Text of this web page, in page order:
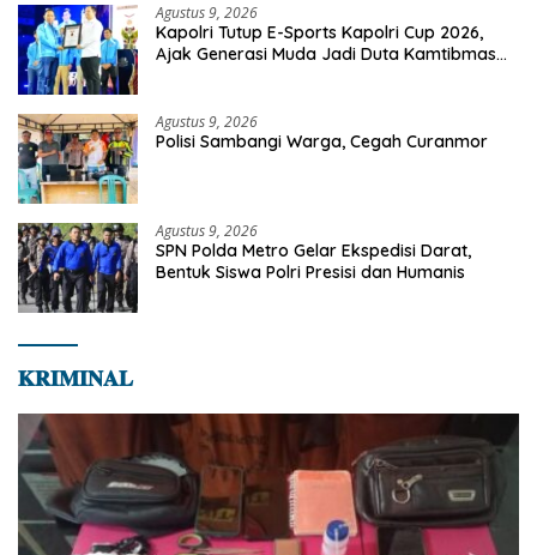
Agustus 9, 2026
Kapolri Tutup E-Sports Kapolri Cup 2026,
Ajak Generasi Muda Jadi Duta Kamtibmas
Agustus 9, 2026
Polisi Sambangi Warga, Cegah Curanmor
Agustus 9, 2026
SPN Polda Metro Gelar Ekspedisi Darat,
Bentuk Siswa Polri Presisi dan Humanis
𝐊𝐑𝐈𝐌𝐈𝐍𝐀𝐋